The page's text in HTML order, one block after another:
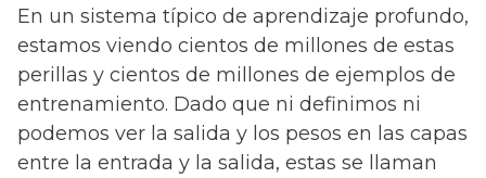
En un sistema típico de aprendizaje profundo,
estamos viendo cientos de millones de estas
perillas y cientos de millones de ejemplos de
entrenamiento. Dado que ni definimos ni
podemos ver la salida y los pesos en las capas
entre la entrada y la salida, estas se llaman